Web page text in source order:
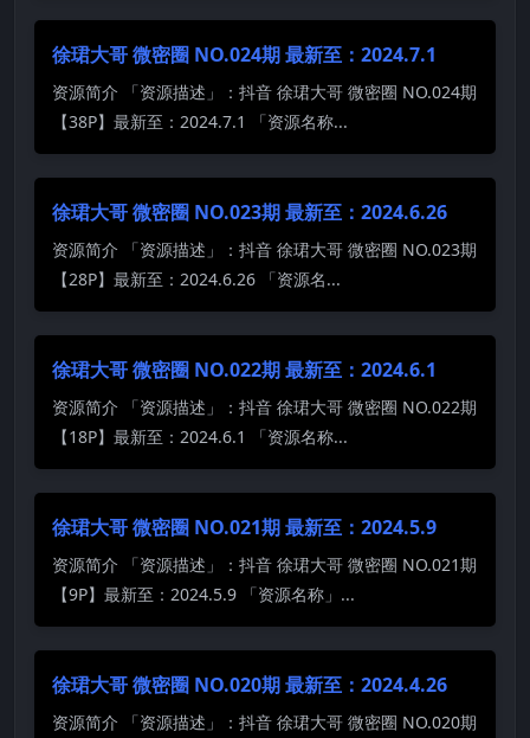
徐珺大哥 微密圈 NO.024期 最新至：2024.7.1
资源简介 「资源描述」：抖音 徐珺大哥 微密圈 NO.024期
【38P】最新至：2024.7.1 「资源名称...
徐珺大哥 微密圈 NO.023期 最新至：2024.6.26
资源简介 「资源描述」：抖音 徐珺大哥 微密圈 NO.023期
【28P】最新至：2024.6.26 「资源名...
徐珺大哥 微密圈 NO.022期 最新至：2024.6.1
资源简介 「资源描述」：抖音 徐珺大哥 微密圈 NO.022期
【18P】最新至：2024.6.1 「资源名称...
徐珺大哥 微密圈 NO.021期 最新至：2024.5.9
资源简介 「资源描述」：抖音 徐珺大哥 微密圈 NO.021期
【9P】最新至：2024.5.9 「资源名称」...
徐珺大哥 微密圈 NO.020期 最新至：2024.4.26
资源简介 「资源描述」：抖音 徐珺大哥 微密圈 NO.020期